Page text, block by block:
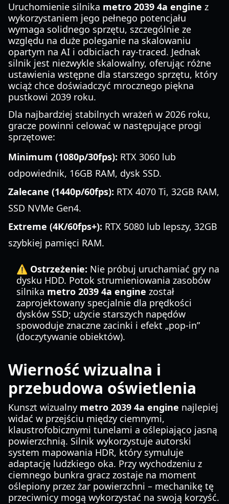
Uruchomienie silnika metro 2039 4a engine z
wykorzystaniem jego pełnego potencjału
wymaga solidnego sprzętu, szczególnie ze
względu na duże poleganie na skalowaniu
opartym na AI i odbiciach ray-traced. Jednak
silnik jest niezwykle skalowalny, oferując różne
ustawienia wstępne dla starszego sprzętu, który
wciąż chce doświadczyć mrocznego piękna
pustkowi 2039 roku.
Dla najbardziej stabilnych wrażeń w 2026 roku,
gracze powinni celować w następujące progi
sprzętowe:
Minimum (1080p/30fps): RTX 3060 lub
odpowiednik, 16GB RAM, dysk SSD.
Zalecane (1440p/60fps): RTX 4070 Ti, 32GB RAM,
SSD NVMe Gen4.
Extreme (4K/60fps+): RTX 5080 lub lepszy, 32GB
szybkiej pamięci RAM.
⚠️ Ostrzeżenie: Nie próbuj uruchamiać gry na
dysku HDD. Potok strumieniowania zasobów
silnika metro 2039 4a engine został
zaprojektowany specjalnie dla prędkości
dysków SSD; użycie starszych napędów
spowoduje znaczne zacinki i efekt „pop-in”
(doczytywanie obiektów).
Wierność wizualna i
przebudowa oświetlenia
Kunszt wizualny metro 2039 4a engine najlepiej
widać w przejściu między ciemnymi,
klaustrofobicznymi tunelami a oślepiająco jasną
powierzchnią. Silnik wykorzystuje autorski
system mapowania HDR, który symuluje
adaptację ludzkiego oka. Przy wychodzeniu z
ciemnego bunkra gracz zostaje na moment
oślepiony przez żar powierzchni – mechanikę tę
przeciwnicy mogą wykorzystać na swoją korzyść.